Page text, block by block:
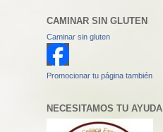
CAMINAR SIN GLUTEN
Caminar sin gluten
Promocionar tu página también
NECESITAMOS TU AYUDA